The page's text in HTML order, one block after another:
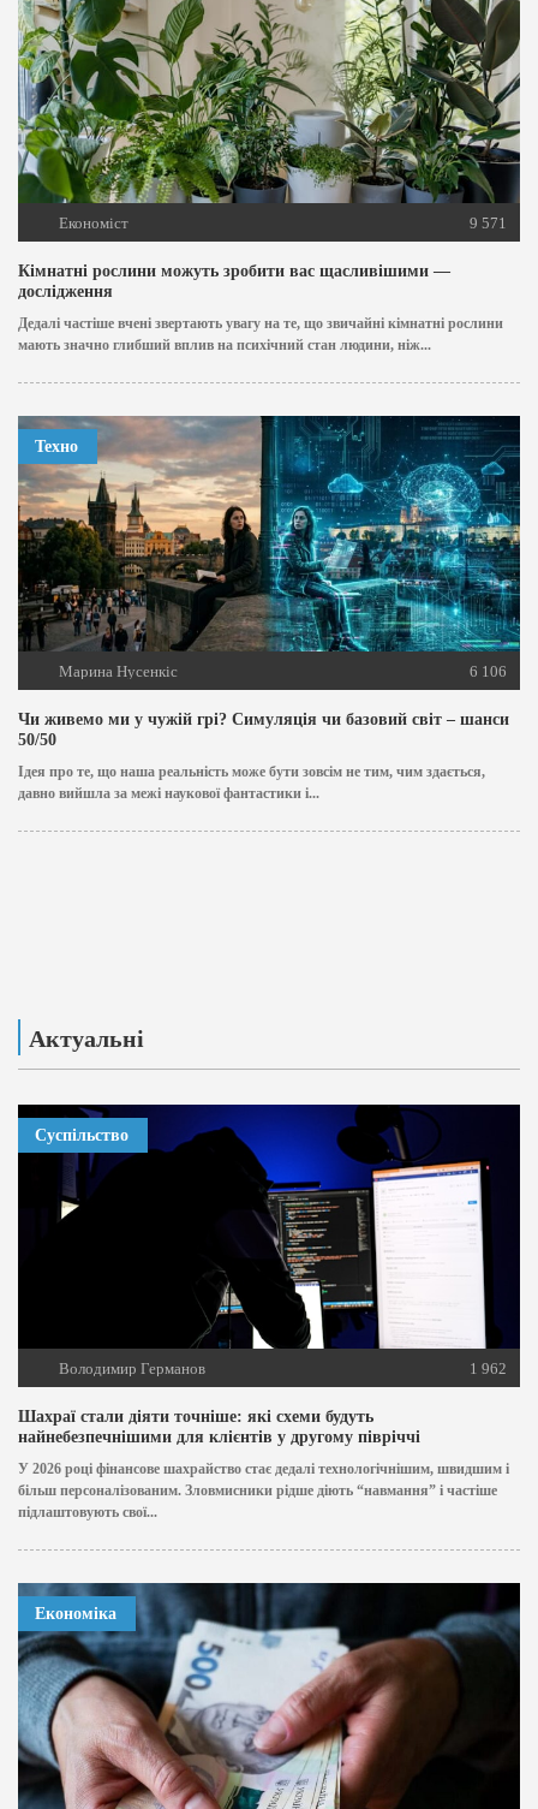
Економіст 9 571
Кімнатні рослини можуть зробити вас щасливішими —
дослідження
Дедалі частіше вчені звертають увагу на те, що звичайні кімнатні рослини
мають значно глибший вплив на психічний стан людини, ніж...
Техно
Марина Нусенкіс 6 106
Чи живемо ми у чужій грі? Симуляція чи базовий світ – шанси
50/50
Ідея про те, що наша реальність може бути зовсім не тим, чим здається,
давно вийшла за межі наукової фантастики і...
Актуальні
Суспільство
Володимир Германов 1 962
Шахраї стали діяти точніше: які схеми будуть
найнебезпечнішими для клієнтів у другому півріччі
У 2026 році фінансове шахрайство стає дедалі технологічнішим, швидшим і
більш персоналізованим. Зловмисники рідше діють “навмання” і частіше
підлаштовують свої...
Економіка